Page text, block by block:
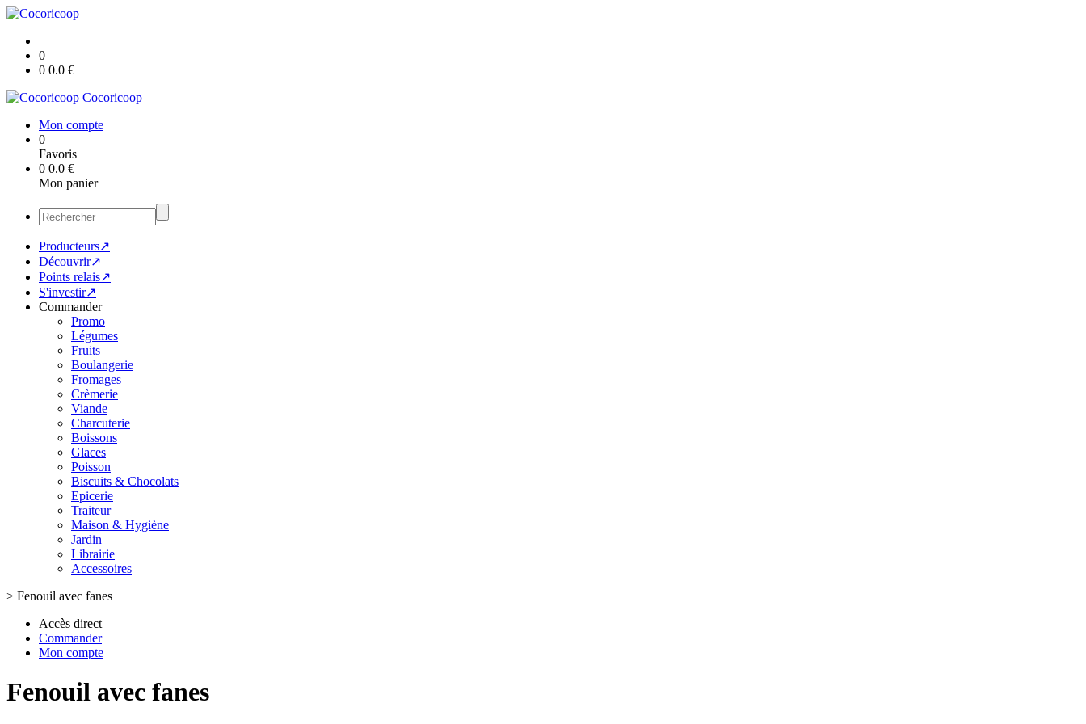
0
0 0.0 €
Cocoricoop
Mon compte
0
Favoris
0 0.0 €
Mon panier
Producteurs↗
Découvrir↗
Points relais↗
S'investir↗
Commander
Promo
Légumes
Fruits
Boulangerie
Fromages
Crèmerie
Viande
Charcuterie
Boissons
Glaces
Poisson
Biscuits & Chocolats
Epicerie
Traiteur
Maison & Hygiène
Jardin
Librairie
Accessoires
> Fenouil avec fanes
Accès direct
Commander
Mon compte
Fenouil avec fanes